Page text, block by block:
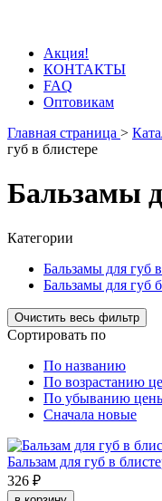
Акция!
КОНТАКТЫ
FAQ
Оптовикам
Главная страница >
губ в блистере
Бальзамы
Категории
Бальзамы для губ
Бальзамы для губ
Сортировать по
По названию
По возрастанию
По убыванию
Сначала новые
Бальзам для губ в
326 ₽